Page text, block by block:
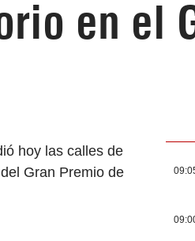
en el
hoy las calles de
Gran Premio de